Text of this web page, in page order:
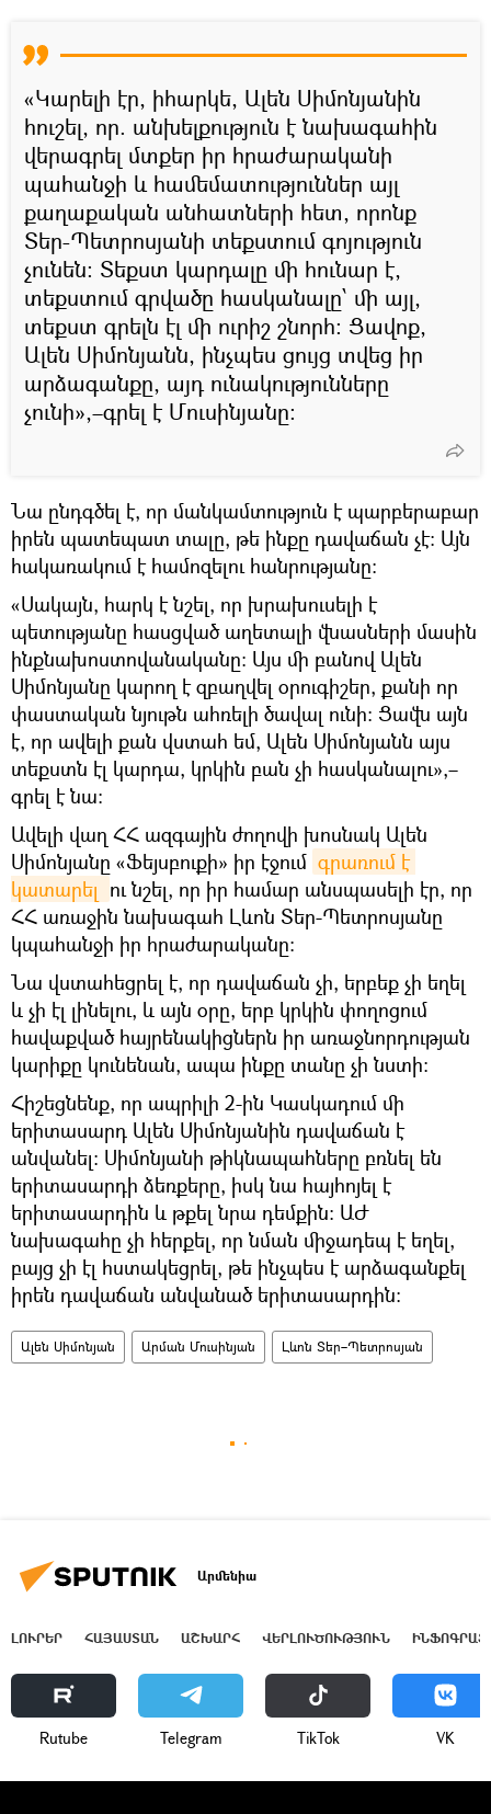
«Կարելի էր, իհարկե, Ալեն Սիմոնյանին
հուշել, որ. անխելքություն է նախագահին
վերագրել մտքեր իր հրաժարականի
պահանջի և համեմատություններ այլ
քաղաքական անհատների հետ, որոնք
Տեր-Պետրոսյանի տեքստում գոյություն
չունեն: Տեքստ կարդալը մի հունար է,
տեքստում գրվածը հասկանալը՝ մի այլ,
տեքստ գրելն էլ մի ուրիշ շնորհ: Ցավոք,
Ալեն Սիմոնյանն, ինչպես ցույց տվեց իր
արձագանքը, այդ ունակությունները
չունի»,–գրել է Մուսինյանը։
Նա ընդգծել է, որ մանկամտություն է պարբերաբար
իրեն պատեպատ տալը, թե ինքը դավաճան չէ: Այն
հակառակում է համոզելու հանրությանը:
«Սակայն, հարկ է նշել, որ խրախուսելի է
պետությանը հասցված աղետալի վնասների մասին
ինքնախոստովանականը: Այս մի բանով Ալեն
Սիմոնյանը կարող է զբաղվել օրուգիշեր, քանի որ
փաստական նյութն ահռելի ծավալ ունի: Ցավն այն
է, որ ավելի քան վստահ եմ, Ալեն Սիմոնյանն այս
տեքստն էլ կարդա, կրկին բան չի հասկանալու»,–
գրել է նա։
Ավելի վաղ ՀՀ ազգային ժողովի խոսնակ Ալեն
Սիմոնյանը «Ֆեյսբուքի» իր էջում գրառում է
կատարել ու նշել, որ իր համար անսպասելի էր, որ
ՀՀ առաջին նախագահ Լևոն Տեր-Պետրոսյանը
կպահանջի իր հրաժարականը։
Նա վստահեցրել է, որ դավաճան չի, երբեք չի եղել
և չի էլ լինելու, և այն օրը, երբ կրկին փողոցում
հավաքված հայրենակիցներն իր առաջնորդության
կարիքը կունենան, ապա ինքը տանը չի նստի։
Հիշեցնենք, որ ապրիլի 2-ին Կասկադում մի
երիտասարդ Ալեն Սիմոնյանին դավաճան է
անվանել: Սիմոնյանի թիկնապահները բռնել են
երիտասարդի ձեռքերը, իսկ նա հայհոյել է
երիտասարդին և թքել նրա դեմքին: ԱԺ
նախագահը չի հերքել, որ նման միջադեպ է եղել,
բայց չի էլ հստակեցրել, թե ինչպես է արձագանքել
իրեն դավաճան անվանած երիտասարդին։
Ալեն Սիմոնյան Արման Մուսինյան Լևոն Տեր–Պետրոսյան
Արմենիա
ԼՈՒՐԵՐ ՀԱՅԱՍՏԱՆ ԱՇԽԱՐՀ ՎԵՐԼՈՒԾՈՒԹՅՈՒՆ
Rutube Telegram ТikТоk VK